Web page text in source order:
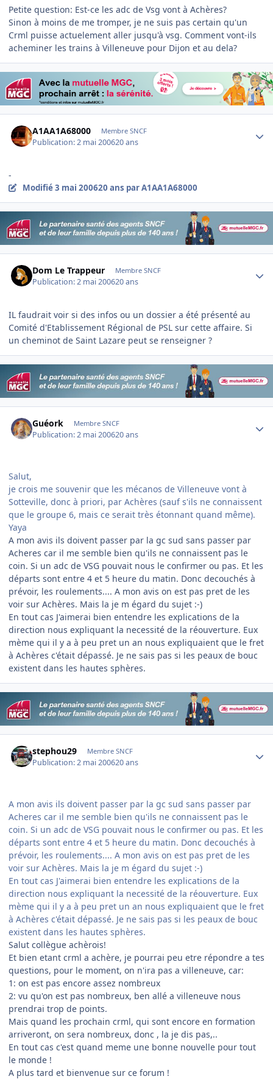
Petite question: Est-ce les adc de Vsg vont à Achères?
Sinon à moins de me tromper, je ne suis pas certain qu'un
Crml puisse actuelement aller jusqu'à vsg. Comment vont-ils
acheminer les trains à Villeneuve pour Dijon et au dela?
A1AA1A68000 Membre SNCF
Publication:2 mai 200620 ans
-
Modifié3 mai 200620 ans par A1AA1A68000
Dom Le Trappeur Membre SNCF
Publication:2 mai 200620 ans
IL faudrait voir si des infos ou un dossier a été présenté au
Comité d'Etablissement Régional de PSL sur cette affaire. Si
un cheminot de Saint Lazare peut se renseigner ?
Guéork Membre SNCF
Publication:2 mai 200620 ans
Salut,
je crois me souvenir que les mécanos de Villeneuve vont à
Sotteville, donc à priori, par Achères (sauf s'ils ne connaissent
que le groupe 6, mais ce serait très étonnant quand même).
Yaya
A mon avis ils doivent passer par la gc sud sans passer par
Acheres car il me semble bien qu'ils ne connaissent pas le
coin. Si un adc de VSG pouvait nous le confirmer ou pas. Et les
départs sont entre 4 et 5 heure du matin. Donc decouchés à
prévoir, les roulements.... A mon avis on est pas pret de les
voir sur Achères. Mais la je m égard du sujet :-)
En tout cas J'aimerai bien entendre les explications de la
direction nous expliquant la necessité de la réouverture. Eux
mème qui il y a à peu pret un an nous expliquaient que le fret
à Achères c'était dépassé. Je ne sais pas si les peaux de bouc
existent dans les hautes sphères.
stephou29 Membre SNCF
Publication:2 mai 200620 ans
A mon avis ils doivent passer par la gc sud sans passer par
Acheres car il me semble bien qu'ils ne connaissent pas le
coin. Si un adc de VSG pouvait nous le confirmer ou pas. Et les
départs sont entre 4 et 5 heure du matin. Donc decouchés à
prévoir, les roulements.... A mon avis on est pas pret de les
voir sur Achères. Mais la je m égard du sujet :-)
En tout cas J'aimerai bien entendre les explications de la
direction nous expliquant la necessité de la réouverture. Eux
mème qui il y a à peu pret un an nous expliquaient que le fret
à Achères c'était dépassé. Je ne sais pas si les peaux de bouc
existent dans les hautes sphères.
Salut collègue achèrois!
Et bien etant crml a achère, je pourrai peu etre répondre a tes
questions, pour le moment, on n'ira pas a villeneuve, car:
1: on est pas encore assez nombreux
2: vu qu'on est pas nombreux, ben allé a villeneuve nous
prendrai trop de points.
Mais quand les prochain crml, qui sont encore en formation
arriveront, on sera nombreux, donc , la je dis pas,..
En tout cas c'est quand meme une bonne nouvelle pour tout
le monde !
A plus tard et bienvenue sur ce forum !